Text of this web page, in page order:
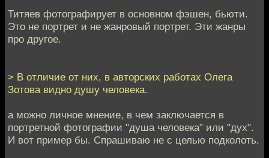
Титяев фотографирует в основном фэшен, бьюти.
Это не портрет и не жанровый портрет. Эти жанры
про другое.
> В отличие от них, в авторских работах Олега
Зотова видно душу человека.
а можно личное мнение, в чем заключается в
портретной фотографии "душа человека" или "дух".
И вот пример бы. Спрашиваю не с целью подколоть.